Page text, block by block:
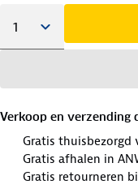
Verkoop en verzending
Gratis thuisbezorgd
Gratis afhalen in
Gratis retourneren